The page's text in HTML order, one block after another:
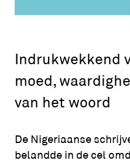
Indrukwekkend
moed,
van het woord
De Nigeriaanse
belandde in de cel